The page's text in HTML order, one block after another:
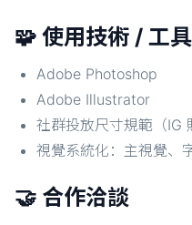
🧩 使用技術 / 工
Adobe Photoshop
Adobe Illustrator
社群投放尺寸規範（IG
視覺系統化：主視覺、
🤝 合作洽談